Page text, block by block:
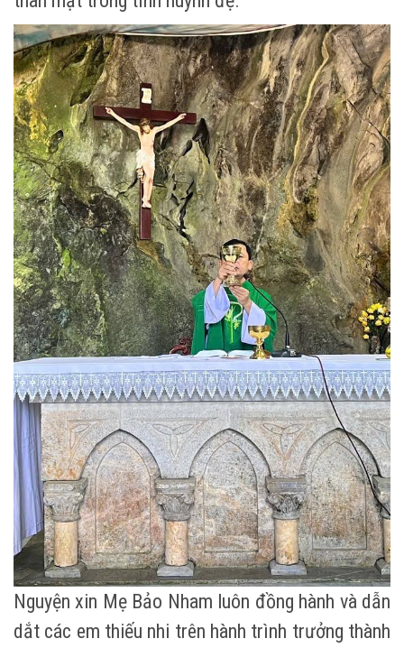
Nguyện xin Mẹ Bảo Nham luôn đồng hành và dẫn
dắt các em thiếu nhi trên hành trình trưởng thành